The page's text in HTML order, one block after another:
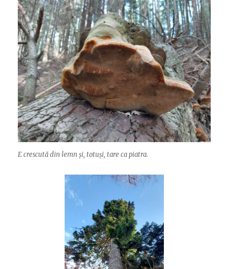
E crescută din lemn și, totuși, tare ca piatra.